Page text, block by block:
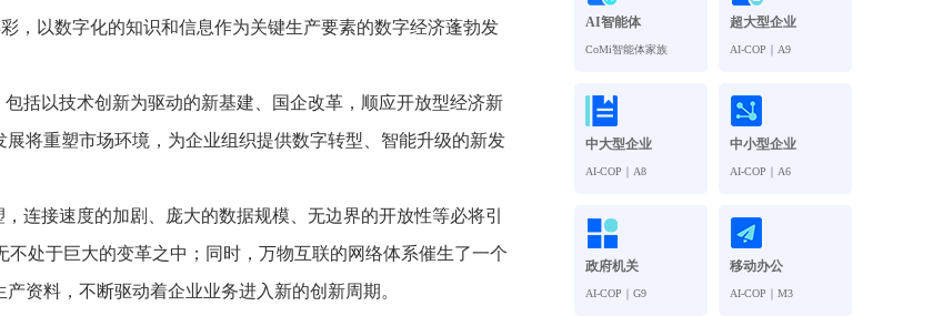
滚动查看更多
人业财一体化 AI智能体
CoMi智能体家族
超大型企业
AI-COP｜A9
中大型企业
AI-COP｜A8
中小型企业
AI-COP｜A6
政府机关
AI-COP｜G9
移动办公
AI-COP｜M3
，以数字化的知识和信息作为关键生产要素的数字经济蓬勃发
括以技术创新为驱动的新基建、国企改革，顺应开放型经济新
将重塑市场环境，为企业组织提供数字转型、智能升级的新发
连接速度的加剧、庞大的数据规模、无边界的开放性等必将引
处于巨大的变革之中；同时，万物互联的网络体系催生了一个
资料，不断驱动着企业业务进入新的创新周期。